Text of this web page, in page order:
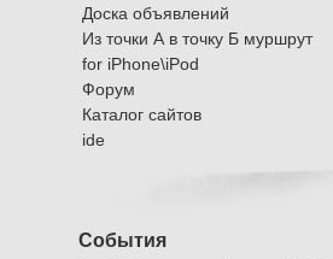
Доска объявлений
Из точки А в точку Б муршрут
for iPhone\iPod
Форум
Каталог сайтов
ide
События